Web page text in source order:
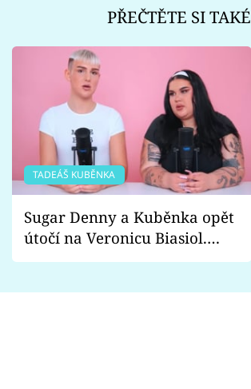
PŘEČTĚTE SI TAKÉ
TADEÁŠ KUBĚNKA
Sugar Denny a Kuběnka opět
útočí na Veronicu Biasiol.
Proč je podle nich falešná a